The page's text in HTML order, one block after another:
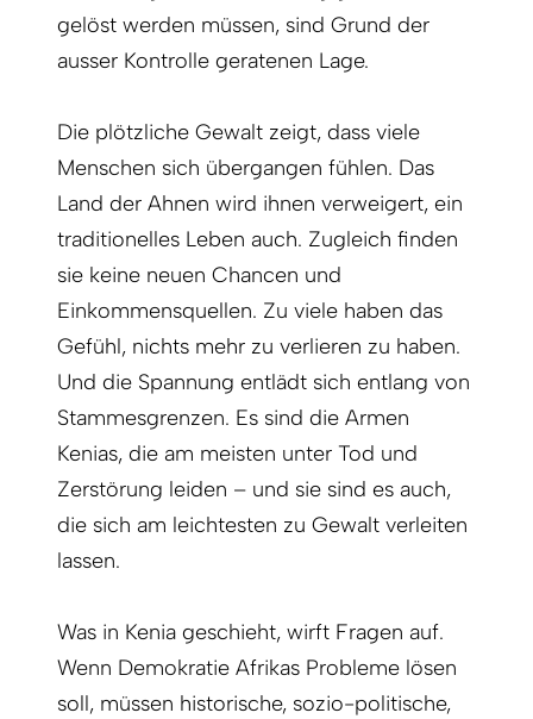
gelöst werden müssen, sind Grund der
ausser Kontrolle geratenen Lage.
Die plötzliche Gewalt zeigt, dass viele
Menschen sich übergangen fühlen. Das
Land der Ahnen wird ihnen verweigert, ein
traditionelles Leben auch. Zugleich finden
sie keine neuen Chancen und
Einkommensquellen. Zu viele haben das
Gefühl, nichts mehr zu verlieren zu haben.
Und die Spannung entlädt sich entlang von
Stammesgrenzen. Es sind die Armen
Kenias, die am meisten unter Tod und
Zerstörung leiden – und sie sind es auch,
die sich am leichtesten zu Gewalt verleiten
lassen.
Was in Kenia geschieht, wirft Fragen auf.
Wenn Demokratie Afrikas Probleme lösen
soll, müssen historische, sozio-politische,